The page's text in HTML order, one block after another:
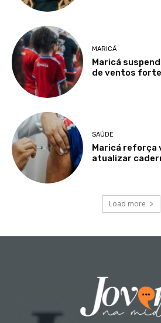
MARICÁ
Maricá
de ventos
SAÚDE
Maricá reforça
atualizar
Load more